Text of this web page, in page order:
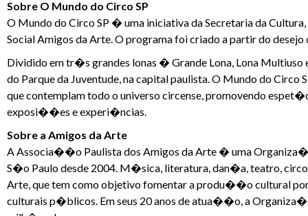
Sobre O Mundo do Circo SP
O Mundo do Circo SP � uma iniciativa da Secretaria da
Social Amigos da Arte. O programa foi criado a partir do
Dividido em tr�s grandes lonas � Grande Lona, Lona
do Parque da Juventude, na capital paulista. O Mundo do
que contemplam todo o universo circense, promovendo
exposi��es e experi�ncias.
Sobre a Amigos da Arte
A Associa��o Paulista dos Amigos da Arte � uma
S�o Paulo desde 2004. M�sica, literatura, dan�a, teatro,
Arte, que tem como objetivo fomentar a produ��o cultural
culturais p�blicos. Em seus 20 anos de atua��o, a